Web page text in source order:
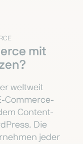
mit
weltweit
Commerce-
Content-
Die
jeder